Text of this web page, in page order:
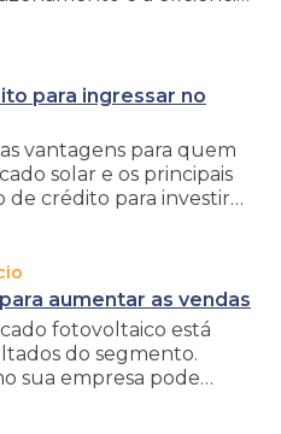
para ingressar no
vantagens para quem
solar e os principais
de crédito para investir
aumentar as vendas
fotovoltaico está
do segmento.
sua empresa pode